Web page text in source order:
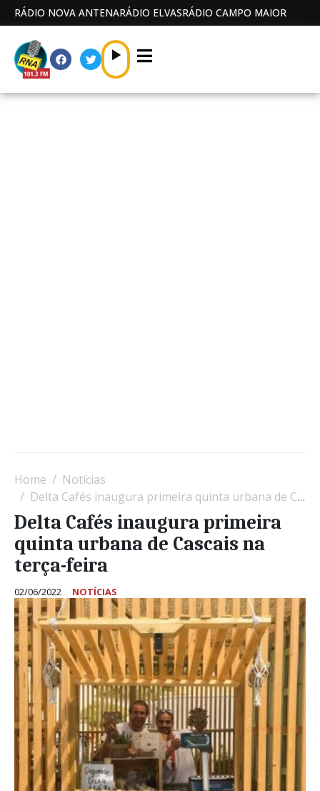
RÁDIO NOVA ANTENARÁDIO ELVASRÁDIO CAMPO MAIOR
Home
Notícias
Delta Cafés inaugura primeira quinta urbana de Cascais na terça-feira
Delta Cafés inaugura primeira
quinta urbana de Cascais na
terça-feira
02/06/2022 NOTÍCIAS